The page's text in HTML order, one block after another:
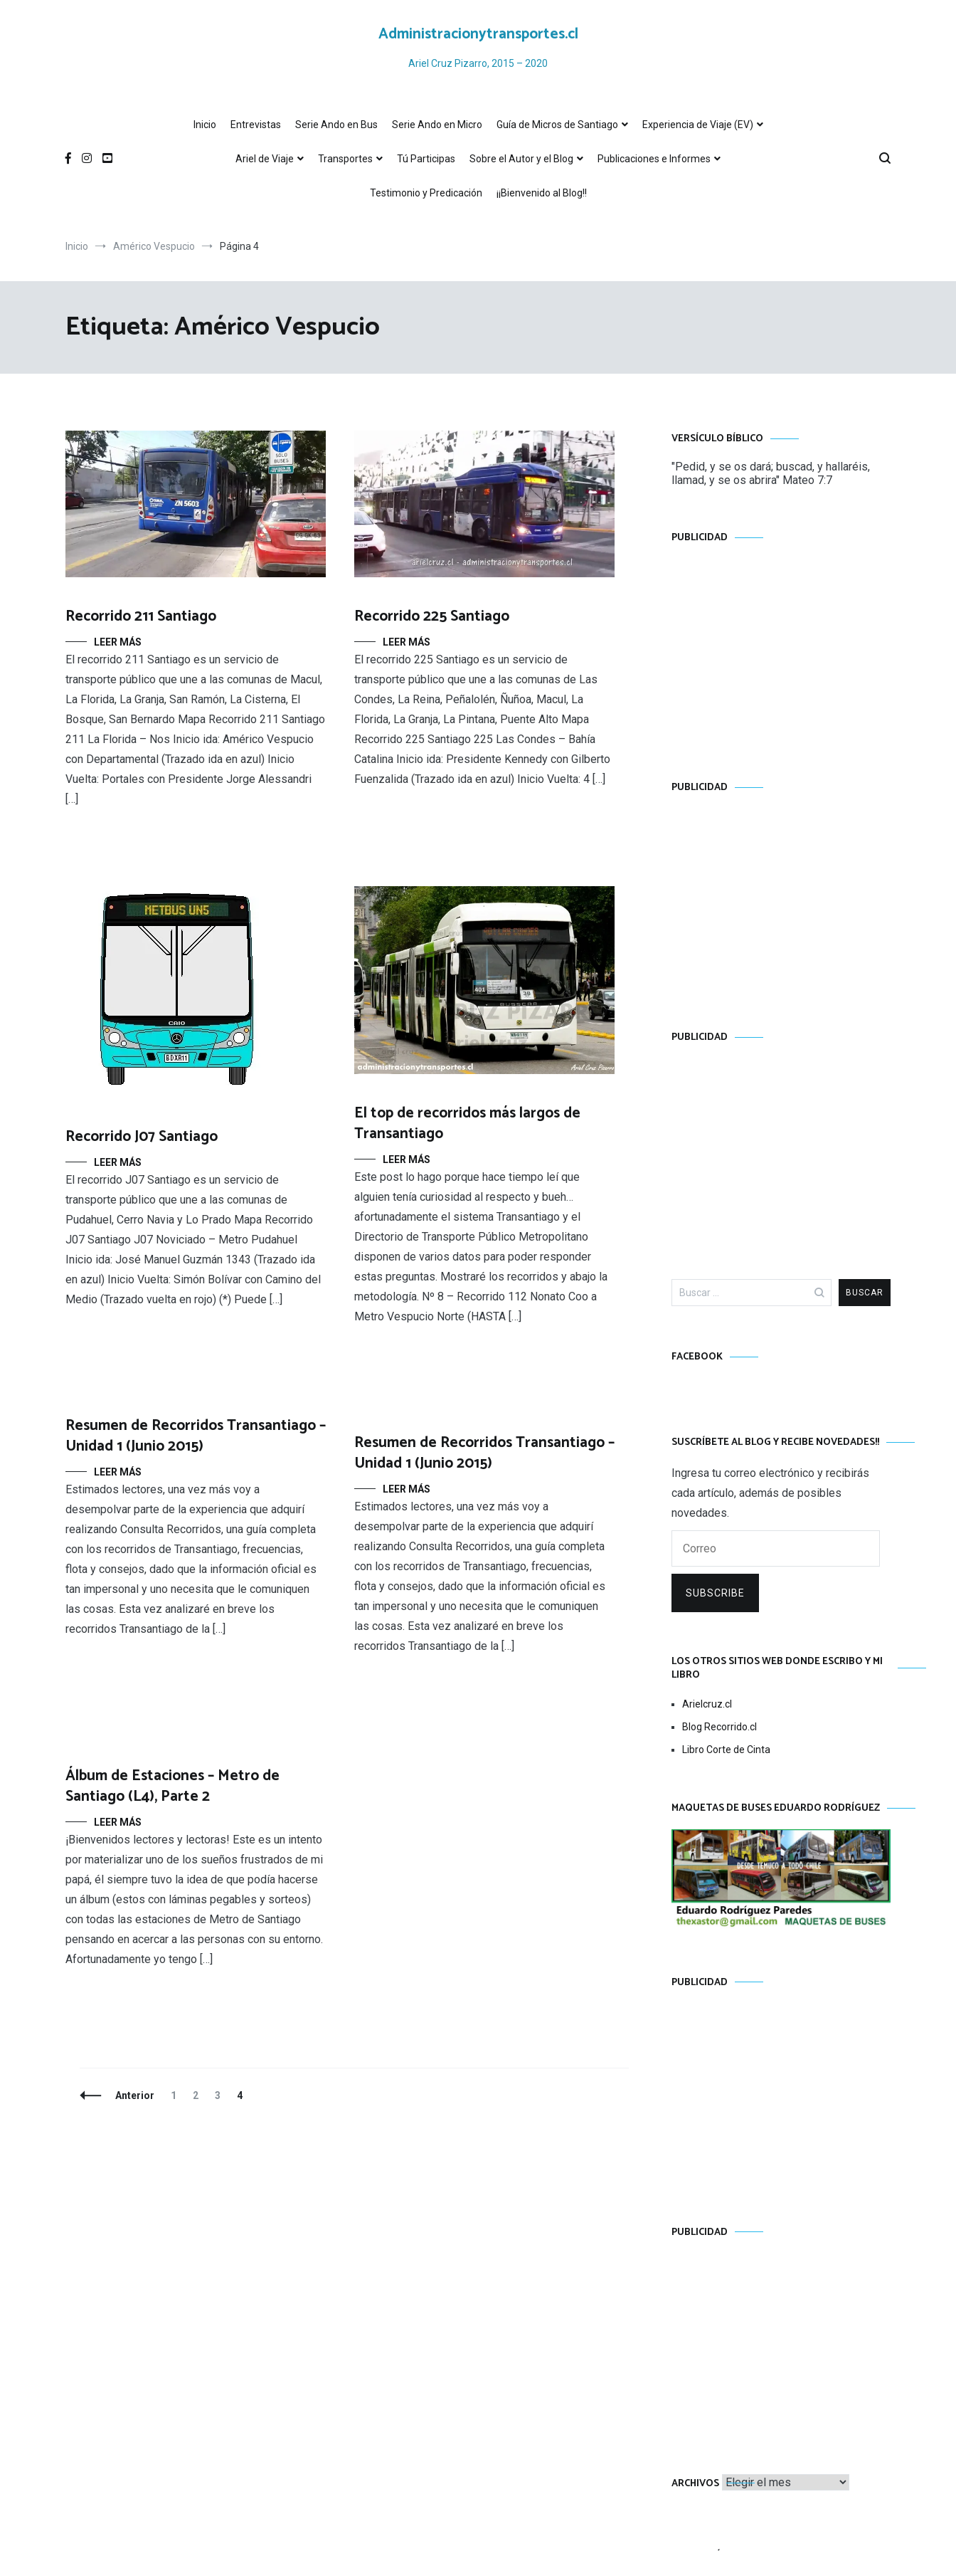
Administracionytransportes.cl
Ariel Cruz Pizarro, 2015 – 2020
Inicio Entrevistas Serie Ando en Bus Serie Ando en Micro Guía de Micros de Santiago Experiencia de Viaje (EV)
Ariel de Viaje Transportes Tú Participas Sobre el Autor y el Blog Publicaciones e Informes
Testimonio y Predicación ¡¡Bienvenido al Blog!!
Inicio Américo Vespucio Página 4
Etiqueta:Américo Vespucio
Recorrido 211 Santiago
LEER MÁS
El recorrido 211 Santiago es un servicio de
transporte público que une a las comunas de Macul,
La Florida, La Granja, San Ramón, La Cisterna, El
Bosque, San Bernardo Mapa Recorrido 211 Santiago
211 La Florida – Nos Inicio ida: Américo Vespucio
con Departamental (Trazado ida en azul) Inicio
Vuelta: Portales con Presidente Jorge Alessandri
[…]
Recorrido 225 Santiago
LEER MÁS
El recorrido 225 Santiago es un servicio de
transporte público que une a las comunas de Las
Condes, La Reina, Peñalolén, Ñuñoa, Macul, La
Florida, La Granja, La Pintana, Puente Alto Mapa
Recorrido 225 Santiago 225 Las Condes – Bahía
Catalina Inicio ida: Presidente Kennedy con Gilberto
Fuenzalida (Trazado ida en azul) Inicio Vuelta: 4 […]
Recorrido J07 Santiago
LEER MÁS
El recorrido J07 Santiago es un servicio de
transporte público que une a las comunas de
Pudahuel, Cerro Navia y Lo Prado Mapa Recorrido
J07 Santiago J07 Noviciado – Metro Pudahuel
Inicio ida: José Manuel Guzmán 1343 (Trazado ida
en azul) Inicio Vuelta: Simón Bolívar con Camino del
Medio (Trazado vuelta en rojo) (*) Puede […]
El top de recorridos más largos de
Transantiago
LEER MÁS
Este post lo hago porque hace tiempo leí que
alguien tenía curiosidad al respecto y bueh…
afortunadamente el sistema Transantiago y el
Directorio de Transporte Público Metropolitano
disponen de varios datos para poder responder
estas preguntas. Mostraré los recorridos y abajo la
metodología. Nº 8 – Recorrido 112 Nonato Coo a
Metro Vespucio Norte (HASTA […]
Resumen de Recorridos Transantiago –
Unidad 1 (Junio 2015)
LEER MÁS
Estimados lectores, una vez más voy a
desempolvar parte de la experiencia que adquirí
realizando Consulta Recorridos, una guía completa
con los recorridos de Transantiago, frecuencias,
flota y consejos, dado que la información oficial es
tan impersonal y uno necesita que le comuniquen
las cosas. Esta vez analizaré en breve los
recorridos Transantiago de la […]
Resumen de Recorridos Transantiago –
Unidad 1 (Junio 2015)
LEER MÁS
Estimados lectores, una vez más voy a
desempolvar parte de la experiencia que adquirí
realizando Consulta Recorridos, una guía completa
con los recorridos de Transantiago, frecuencias,
flota y consejos, dado que la información oficial es
tan impersonal y uno necesita que le comuniquen
las cosas. Esta vez analizaré en breve los
recorridos Transantiago de la […]
Álbum de Estaciones – Metro de
Santiago (L4), Parte 2
LEER MÁS
¡Bienvenidos lectores y lectoras! Este es un intento
por materializar uno de los sueños frustrados de mi
papá, él siempre tuvo la idea de que podía hacerse
un álbum (estos con láminas pegables y sorteos)
con todas las estaciones de Metro de Santiago
pensando en acercar a las personas con su entorno.
Afortunadamente yo tengo […]
NavegaciónAnterior Página
1 Página
2 Página
3 Página
4
VERSÍCULO BÍBLICO
"Pedid, y se os dará; buscad, y hallaréis,
llamad, y se os abrira" Mateo 7:7
PUBLICIDAD
PUBLICIDAD
PUBLICIDAD
Buscar:
FACEBOOK
SUSCRÍBETE AL BLOG Y RECIBE NOVEDADES!!
Ingresa tu correo electrónico y recibirás
cada artículo, además de posibles
novedades.
SUBSCRIBE
LOS OTROS SITIOS WEB DONDE ESCRIBO Y MI
LIBRO
Arielcruz.cl
Blog Recorrido.cl
Libro Corte de Cinta
MAQUETAS DE BUSES EDUARDO RODRÍGUEZ
PUBLICIDAD
PUBLICIDAD
ARCHIVOS Archivos